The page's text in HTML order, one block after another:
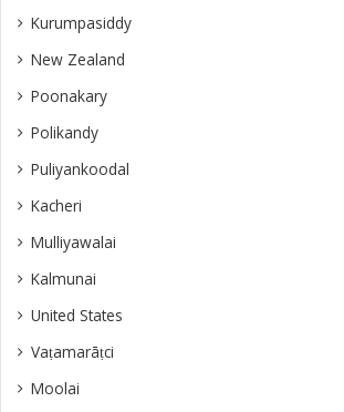
Kurumpasiddy
New Zealand
Poonakary
Polikandy
Puliyankoodal
Kacheri
Mulliyawalai
Kalmunai
United States
Vaṭamarāṭci
Moolai